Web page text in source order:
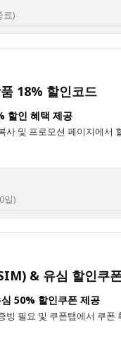
료)
18% 할인코드
할인 혜택 제공
사 및 프로모션 페이지에서
일)
& 유심 할인쿠
50% 할인쿠폰 제공
빙 필요 및 쿠폰탭에서 쿠폰